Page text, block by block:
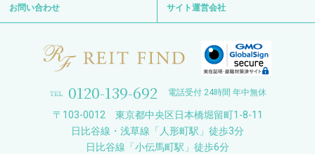
お問い合わせ サイト運営会社
0120-139-692 電話受付 24時間 年中無休
〒103-0012 東京都中央区日本橋堀留町1-8-11
日比谷線・浅草線「人形町駅」徒歩3分
日比谷線「小伝馬町駅」徒歩6分